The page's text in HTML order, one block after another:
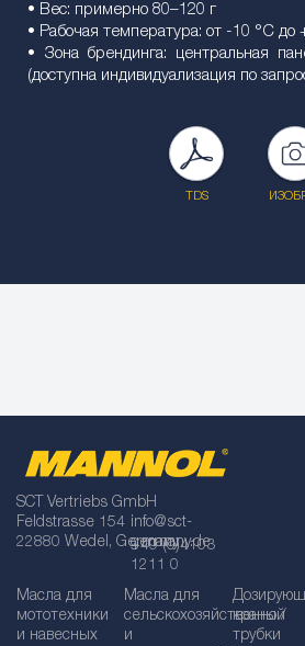
• Вес: примерно 80–120 г
• Рабочая температура: от -10 °C до
• Зона брендинга: центральная
(доступна индивидуализация по
TDS
SCT Vertriebs GmbH
Feldstrasse 154
22880 Wedel, Germany
info@sct-
germany.de
+49 (0)4103
1211 0
Масла для
мототехники
и навесных
Масла для
сельскохозяйственной
и
краны /
трубки